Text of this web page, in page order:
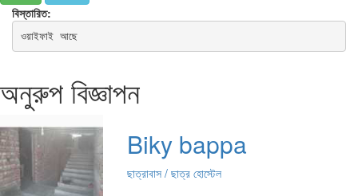
বিস্তারিত:
ওয়াইফাই আছে
অনুরুপ বিজ্ঞাপন
Biky bappa
ছাত্রাবাস / ছাত্র হোস্টেল